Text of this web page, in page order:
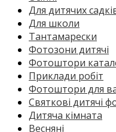
Для дитячих
Для школи
Тантамарески
Фотозони дитячі
Фотоштори
Приклади робіт
Фотоштори для
Святкові дитячі
Дитяча кімната
Весняні